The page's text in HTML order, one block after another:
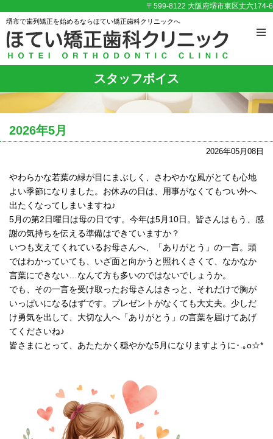
〒599-8122 大阪府堺市東区丈六174-6
堺市で歯列矯正を始めるならほてい矯正歯科クリニックへ
スタッフボイス
2026年5月
2026年05月08日
やわらかな若葉の緑が目にまぶしく、さわやかな風がとても心地
よい季節になりました。お休みの日は、用事がなくてもつい外へ
出たくなってしまいますね♪
5月の第2日曜日は母の日です。今年は5月10日。皆さんはもう、感
謝の気持ちを伝える準備はできていますか？
いつも支えてくれているお母さんへ、「ありがとう」の一言。頭
ではわかっていても、いざ面と向かうと照れくさくて、なかなか
言葉にできない…なんて方も多いのではないでしょうか。
でも、その一言を受け取ったお母さんはきっと、それだけで胸が
いっぱいになるはずです。プレゼントがなくても大丈夫。少しだ
け勇気を出して、大切な人へ「ありがとう」の言葉を届けてあげ
てくださいね♪
皆さまにとって、あたたかく穏やかな5月になりますように･.｡o☆*